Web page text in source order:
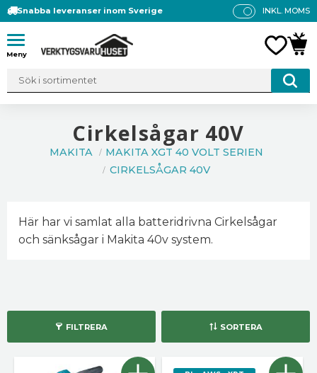
Meny
Snabba leveranser inom Sverige
P
V
A
S
INKL. MOMS
Cirkelsågar 40V
MAKITA
MAKITA XGT 40 VOLT SERIEN
CIRKELSÅGAR 40V
Här har vi samlat alla batteridrivna Cirkelsågar
och sänksågar i Makita 40v system.
FILTRERA SORTERA